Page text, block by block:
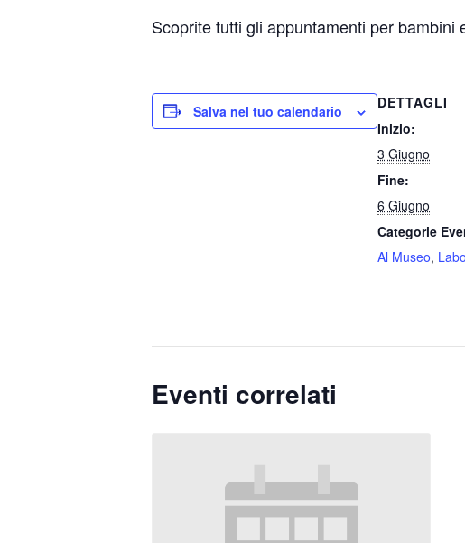
Scoprite tutti gli appuntamenti per bambini
Salva nel tuo calendario
DETTAGLI
Inizio:
3 Giugno
Fine:
6 Giugno
Categorie
Al Museo,
Eventi correlati